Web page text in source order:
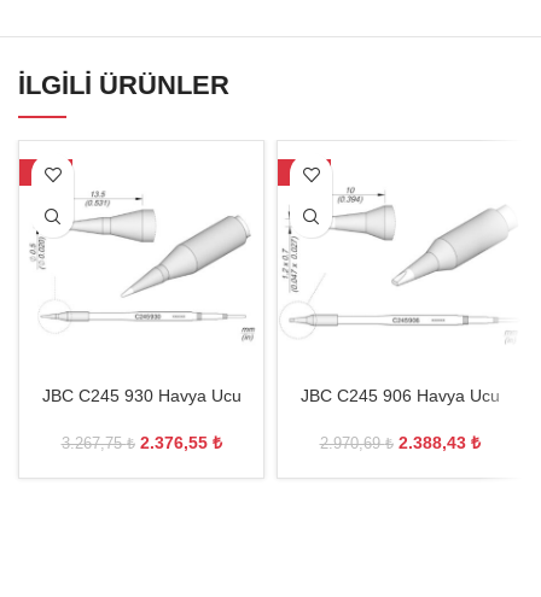
İLGILI ÜRÜNLER
-27%
JBC C245 930 Havya Ucu
3.267,75₺ 2.376,55 ₺
-20%
JBC C245 906 Havya Ucu
2.970,69₺ 2.388,43 ₺